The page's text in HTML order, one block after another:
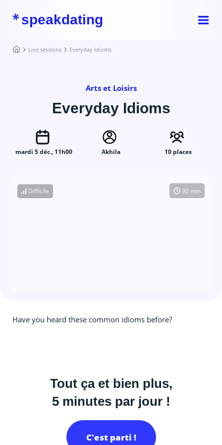
speakdating
Live sessions Everyday Idioms
Arts et Loisirs
Everyday Idioms
mardi 5 déc., 11h00 Akhila 10 places
Difficile 30 min
Have you heard these common idioms before?
Tout ça et bien plus,
5 minutes par jour !
C'est parti !